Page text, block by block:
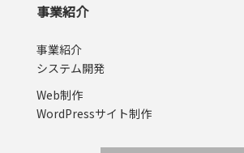
事業紹介
事業紹介
システム開発
Web制作
WordPressサイト制作